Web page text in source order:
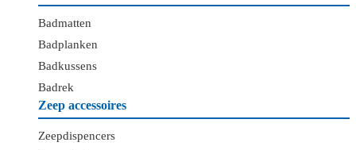
Badmatten
Badplanken
Badkussens
Badrek
Zeep accessoires
Zeepdispencers